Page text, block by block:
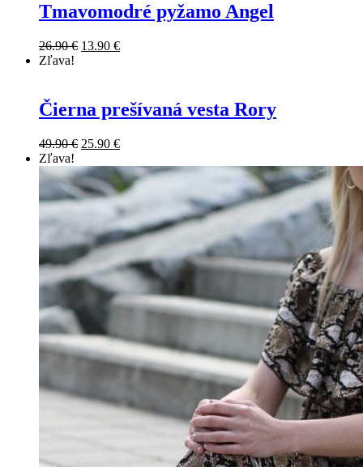
Tmavomodré pyžamo Angel
26.90€ 13.90 €
Zľava!
Čierna prešívaná vesta Rory
49.90€ 25.90 €
Zľava!